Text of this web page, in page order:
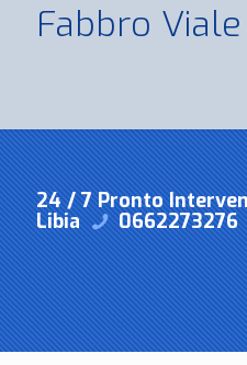
Fabbro
24 / 7 Pronto
Libia 0662273276